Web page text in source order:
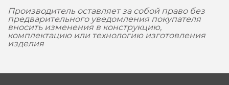
Производитель оставляет за собой право без
предварительного уведомления покупателя
вносить изменения в конструкцию,
комплектацию или технологию изготовления
изделия